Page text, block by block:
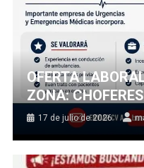
OFERTA
ZONA:
17 de julio de 2026